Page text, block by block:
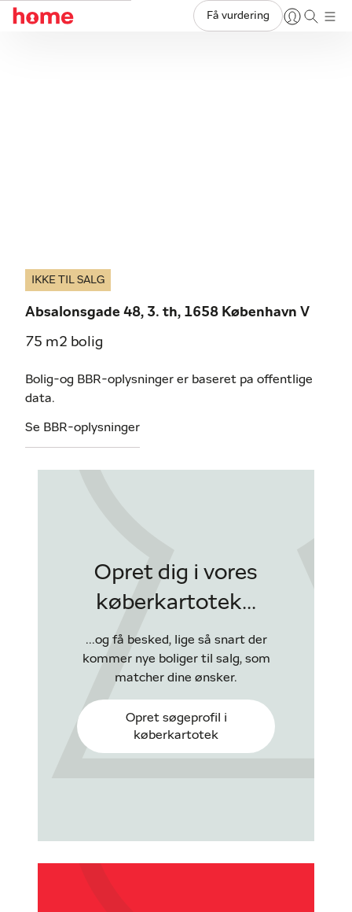
Få vurdering
IKKE TIL SALG
Absalonsgade 48, 3. th, 1658 København V
75 m2 bolig
Bolig-og BBR-oplysninger er baseret pa offentlige
data.
Se BBR-oplysninger
Opret dig i vores
køberkartotek...
...og få besked, lige så snart der
kommer nye boliger til salg, som
matcher dine ønsker.
Opret søgeprofil i
køberkartotek